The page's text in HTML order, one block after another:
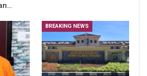
BREAKING NEWS